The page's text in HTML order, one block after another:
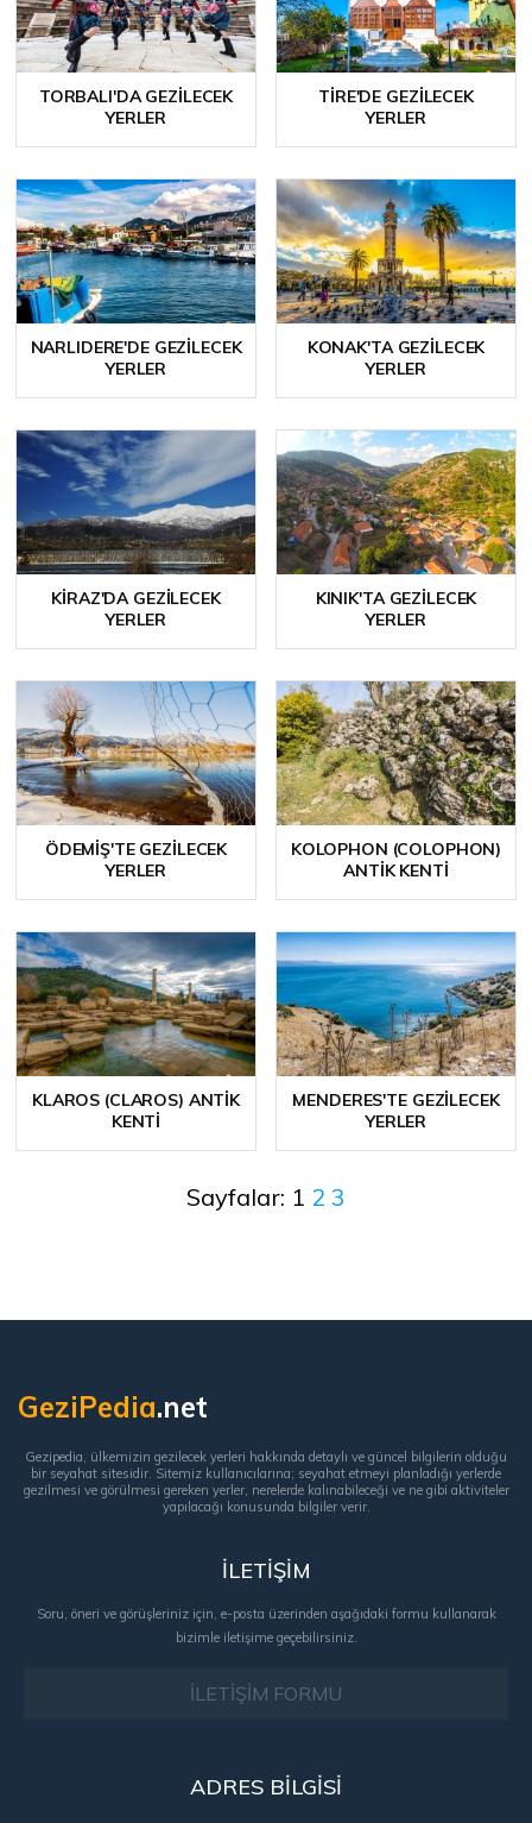
TORBALI'DA GEZILECEK
YERLER
TIRE'DE GEZILECEK
YERLER
NARLIDERE'DE GEZILECEK
YERLER
KONAK'TA GEZILECEK
YERLER
KIRAZ'DA GEZILECEK
YERLER
KINIK'TA GEZILECEK
YERLER
ÖDEMIŞ'TE GEZILECEK
YERLER
KOLOPHON (COLOPHON)
ANTIK KENTI
KLAROS (CLAROS) ANTIK
KENTI
MENDERES'TE GEZILECEK
YERLER
Sayfalar: 1 2 3
GeziPedia.net
Gezipedia, ülkemizin gezilecek yerleri hakkında detaylı ve güncel bilgilerin olduğu
bir seyahat sitesidir. Sitemiz kullanıcılarına; seyahat etmeyi planladığı yerlerde
gezilmesi ve görülmesi gereken yerler, nerelerde kalınabileceği ve ne gibi aktiviteler
yapılacağı konusunda bilgiler verir.
İLETİŞİM
Soru, öneri ve görüşleriniz için, e-posta üzerinden aşağıdaki formu kullanarak
bizimle iletişime geçebilirsiniz.
İLETİŞİM FORMU
ADRES BİLGİSİ